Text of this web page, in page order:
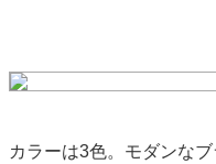
カラーは3色。モダンな